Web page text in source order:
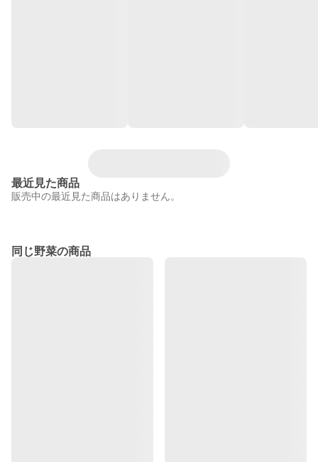
最近見た商品
販売中の最近見た商品はありません。
同じ野菜の商品